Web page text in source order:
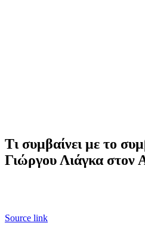
Τι συμβαίνει με το
Γιώργου Λιάγκα στον
Source link